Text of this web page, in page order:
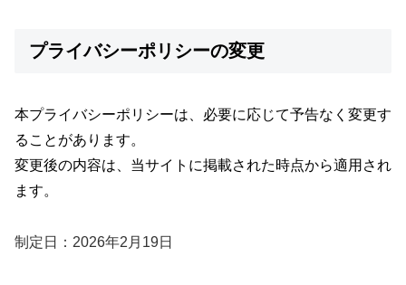
プライバシーポリシーの変更
本プライバシーポリシーは、必要に応じて予告なく変更す
ることがあります。
変更後の内容は、当サイトに掲載された時点から適用され
ます。
制定日：2026年2月19日